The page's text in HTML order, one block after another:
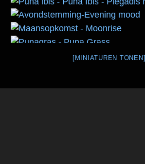
[MINIATUREN TONEN]